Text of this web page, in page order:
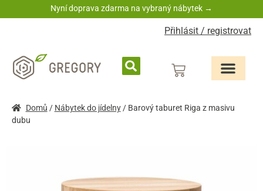
Nyní doprava zdarma na vybraný nábytek →
Přihlásit / registrovat
Domů / Nábytek do jídelny/ Barový taburet Riga z masivu
dubu